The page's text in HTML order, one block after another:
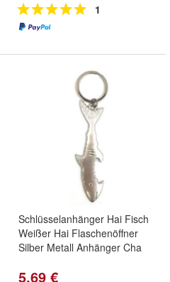
1
Schlüsselanhänger Hai Fisch
Weißer Hai Flaschenöffner
Silber Metall Anhänger Cha
5,69 €